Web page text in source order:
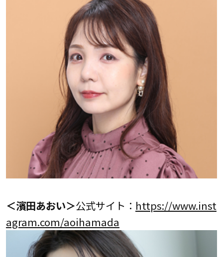
＜濱田あおい＞公式サイト： https://www.inst
agram.com/aoihamada